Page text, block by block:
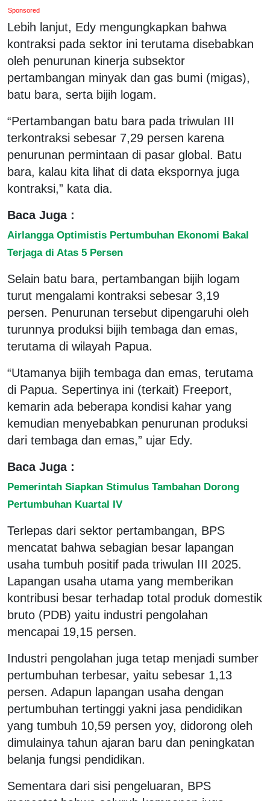
Sponsored
Lebih lanjut, Edy mengungkapkan bahwa
kontraksi pada sektor ini terutama disebabkan
oleh penurunan kinerja subsektor
pertambangan minyak dan gas bumi (migas),
batu bara, serta bijih logam.
“Pertambangan batu bara pada triwulan III
terkontraksi sebesar 7,29 persen karena
penurunan permintaan di pasar global. Batu
bara, kalau kita lihat di data ekspornya juga
kontraksi,” kata dia.
Baca Juga :
Airlangga Optimistis Pertumbuhan Ekonomi Bakal
Terjaga di Atas 5 Persen
Selain batu bara, pertambangan bijih logam
turut mengalami kontraksi sebesar 3,19
persen. Penurunan tersebut dipengaruhi oleh
turunnya produksi bijih tembaga dan emas,
terutama di wilayah Papua.
“Utamanya bijih tembaga dan emas, terutama
di Papua. Sepertinya ini (terkait) Freeport,
kemarin ada beberapa kondisi kahar yang
kemudian menyebabkan penurunan produksi
dari tembaga dan emas,” ujar Edy.
Baca Juga :
Pemerintah Siapkan Stimulus Tambahan Dorong
Pertumbuhan Kuartal IV
Terlepas dari sektor pertambangan, BPS
mencatat bahwa sebagian besar lapangan
usaha tumbuh positif pada triwulan III 2025.
Lapangan usaha utama yang memberikan
kontribusi besar terhadap total produk domestik
bruto (PDB) yaitu industri pengolahan
mencapai 19,15 persen.
Industri pengolahan juga tetap menjadi sumber
pertumbuhan terbesar, yaitu sebesar 1,13
persen. Adapun lapangan usaha dengan
pertumbuhan tertinggi yakni jasa pendidikan
yang tumbuh 10,59 persen yoy, didorong oleh
dimulainya tahun ajaran baru dan peningkatan
belanja fungsi pendidikan.
Sementara dari sisi pengeluaran, BPS